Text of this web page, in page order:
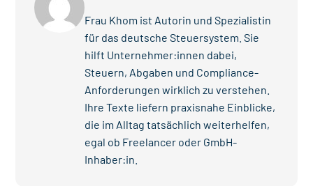
Frau Khom ist Autorin und Spezialistin
für das deutsche Steuersystem. Sie
hilft Unternehmer:innen dabei,
Steuern, Abgaben und Compliance-
Anforderungen wirklich zu verstehen.
Ihre Texte liefern praxisnahe Einblicke,
die im Alltag tatsächlich weiterhelfen,
egal ob Freelancer oder GmbH-
Inhaber:in.